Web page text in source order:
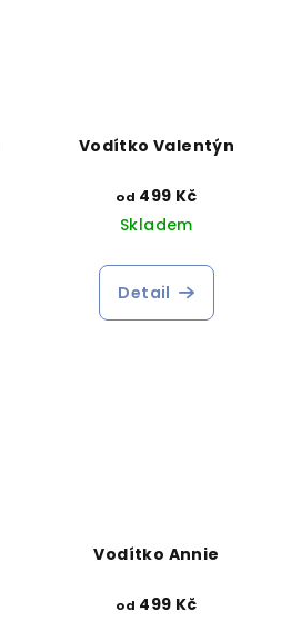
Vodítko Valentýn
od 499 Kč
Skladem
Detail
Vodítko Annie
od 499 Kč